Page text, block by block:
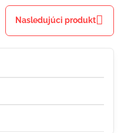
Nasledujúci produkt